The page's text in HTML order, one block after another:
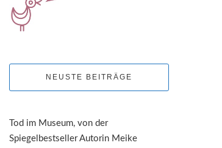
NEUSTE BEITRÄGE
Tod im Museum, von der
Spiegelbestseller Autorin Meike